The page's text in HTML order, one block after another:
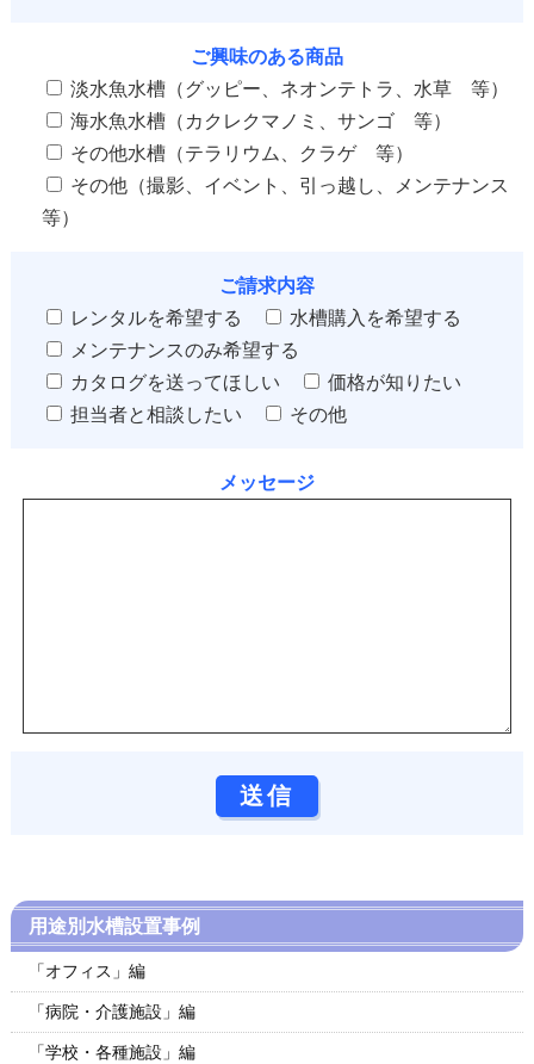
ご興味のある商品
淡水魚水槽（グッピー、ネオンテトラ、水草 等）
海水魚水槽（カクレクマノミ、サンゴ 等）
その他水槽（テラリウム、クラゲ 等）
その他（撮影、イベント、引っ越し、メンテナンス
等）
ご請求内容
レンタルを希望する
水槽購入を希望する
メンテナンスのみ希望する
カタログを送ってほしい
価格が知りたい
担当者と相談したい
その他
メッセージ
用途別水槽設置事例
「オフィス」編
「病院・介護施設」編
「学校・各種施設」編